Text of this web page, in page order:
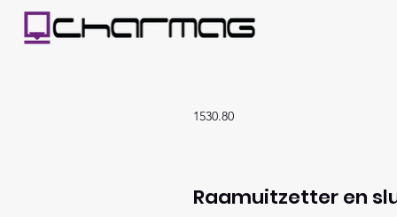
1530.80
Raamuitzetter en